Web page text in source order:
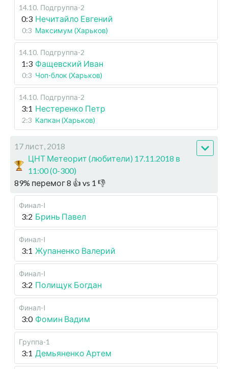
14.10. Подгруппа-2
0:3 Нечитайло Евгений
0:3 Максимум (Харьков)
14.10. Подгруппа-2
1:3 Фащевский Иван
0:3 Чоп-блок (Харьков)
14.10. Подгруппа-2
3:1 Нестеренко Петр
2:3 Капкан (Харьков)
17 лист, 2018
ЦНТ Метеорит (любители) 17.11.2018 в
11:00 (0-300)
89% перемог8 👍 vs 1 👎
Финал-I
3:2 Бринь Павел
Финал-I
3:1 Жупаненко Валерий
Финал-I
3:2 Полищук Богдан
Финал-I
3:0 Фомин Вадим
Группа-1
3:1 Демьяненко Артем